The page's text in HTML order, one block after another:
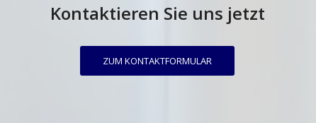
Kontaktieren Sie uns jetzt
ZUM KONTAKTFORMULAR